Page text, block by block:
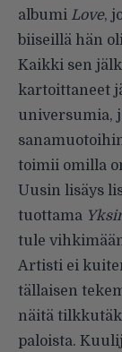
albumi Love,
biiseillä hän
Kaikki sen
kartoittaneet
universumia,
toimii omilla
Uusin lisäys
tuottama
tule
Artisti ei
tällai­sen
näitä
paloista.